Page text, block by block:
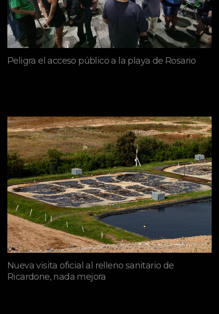
Peligra el acceso público a la playa de Rosario
Nueva visita oficial al relleno sanitario de
Ricardone, nada mejora